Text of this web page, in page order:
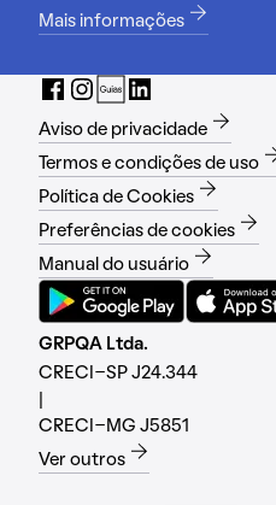
Mais informações
Aviso de privacidade
Termos e condições de uso
Política de Cookies
Preferências de cookies
Manual do usuário
GRPQA Ltda.
CRECI-SP J24.344
CRECI-MG J5851
Ver outros